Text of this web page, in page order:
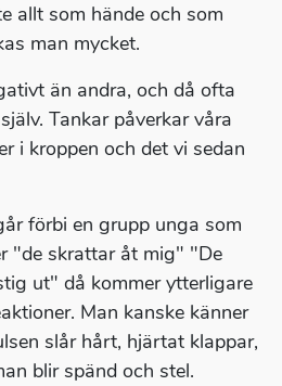
allt som hände och som
man mycket.
än andra, och då ofta
Tankar påverkar våra
i kroppen och det vi sedan
förbi en grupp unga som
"de skrattar åt mig" "De
ut" då kommer ytterligare
Man kanske känner
slår hårt, hjärtat klappar,
blir spänd och stel.